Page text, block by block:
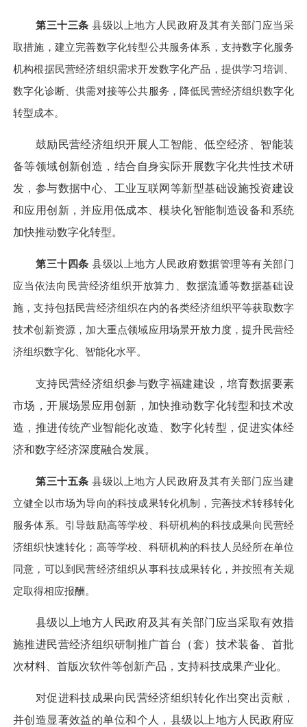
第三十三条 县级以上地方人民政府及其有关部门应当采
取措施，建立完善数字化转型公共服务体系，支持数字化服务
机构根据民营经济组织需求开发数字化产品，提供学习培训、
数字化诊断、供需对接等公共服务，降低民营经济组织数字化
转型成本。
鼓励民营经济组织开展人工智能、低空经济、智能装
备等领域创新创造，结合自身实际开展数字化共性技术研
发，参与数据中心、工业互联网等新型基础设施投资建设
和应用创新，并应用低成本、模块化智能制造设备和系统
加快推动数字化转型。
第三十四条 县级以上地方人民政府数据管理等有关部门
应当依法向民营经济组织开放算力、数据流通等数据基础设
施，支持包括民营经济组织在内的各类经济组织平等获取数字
技术创新资源，加大重点领域应用场景开放力度，提升民营经
济组织数字化、智能化水平。
支持民营经济组织参与数字福建建设，培育数据要素
市场，开展场景应用创新，加快推动数字化转型和技术改
造，推进传统产业智能化改造、数字化转型，促进实体经
济和数字经济深度融合发展。
第三十五条 县级以上地方人民政府及其有关部门应当建
立健全以市场为导向的科技成果转化机制，完善技术转移转化
服务体系。引导鼓励高等学校、科研机构的科技成果向民营经
济组织快速转化；高等学校、科研机构的科技人员经所在单位
同意，可以到民营经济组织从事科技成果转化，并按照有关规
定取得相应报酬。
县级以上地方人民政府及其有关部门应当采取有效措
施推进民营经济组织研制推广首台（套）技术装备、首批
次材料、首版次软件等创新产品，支持科技成果产业化。
对促进科技成果向民营经济组织转化作出突出贡献，
并创造显著效益的单位和个人，县级以上地方人民政府应